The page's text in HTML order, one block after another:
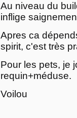
Au niveau du
inflige
Apres ca
spirit, c'est très
Pour les pets, je
requin+méduse.
Voilou